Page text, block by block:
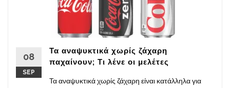
08
SEP
Τα αναψυκτικά χωρίς ζάχαρη
παχαίνουν; Τι λένε οι μελέτες
Τα αναψυκτικά χωρίς ζάχαρη είναι κατάλληλα για